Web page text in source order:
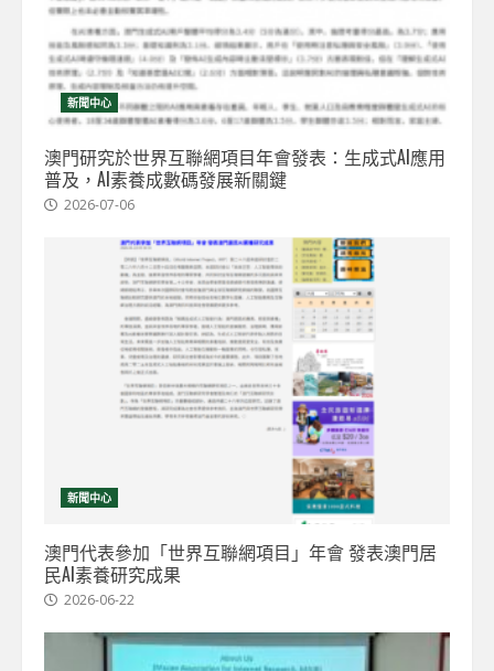
新聞中心
澳門研究於世界互聯網項目年會發表：生成式AI應用
普及，AI素養成數碼發展新關鍵
2026-07-06
新聞中心
澳門代表參加「世界互聯網項目」年會 發表澳門居
民AI素養研究成果
2026-06-22